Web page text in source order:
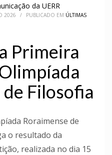
da UERR
2026 / PUBLICADO EM ÚLTIMAS
Primeira
Filosofia
Roraimense de
o resultado da
realizada no dia 15